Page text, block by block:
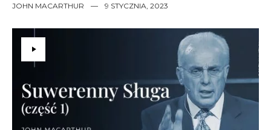
JOHN MACARTHUR — 9 STYCZNIA, 2023